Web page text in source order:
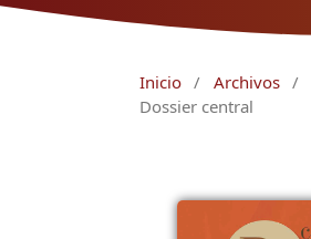
Inicio / Archivos /
Dossier central